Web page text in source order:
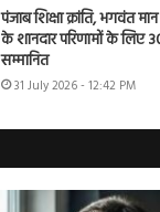
पंजाब शिक्षा क्रांति, भगवंत
के शानदार परिणामों के लिए
सम्मानित
31 July 2026 - 12:42 PM